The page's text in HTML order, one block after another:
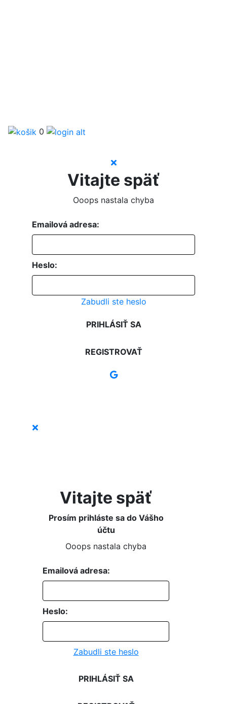
0
Vitajte späť
Ooops nastala chyba
Emailová adresa:
Heslo:
Zabudli ste heslo
PRIHLÁSIŤ SA
REGISTROVAŤ
Vitajte späť
Prosím prihláste sa do Vášho
účtu
Ooops nastala chyba
Emailová adresa:
Heslo:
Zabudli ste heslo
PRIHLÁSIŤ SA